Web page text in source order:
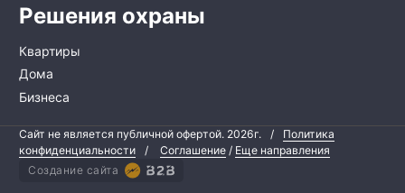
Решения охраны
Квартиры
Дома
Бизнеса
Сайт не является публичной офертой. 2026г. /
Политика
конфиденциальности
/ Соглашение / Еще направления
Создание сайта